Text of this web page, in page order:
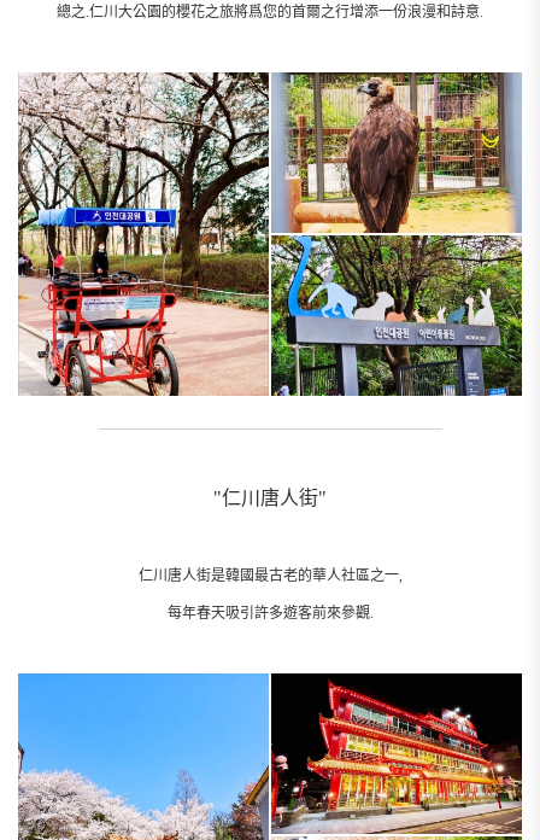
總之.仁川大公園的櫻花之旅將爲您的首爾之行增添一份浪漫和詩意.
"仁川唐人街"
仁川唐人街是韓國最古老的華人社區之一,
每年春天吸引許多遊客前來參觀.